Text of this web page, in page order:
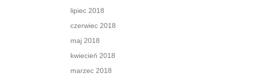
lipiec 2018
czerwiec 2018
maj 2018
kwiecień 2018
marzec 2018